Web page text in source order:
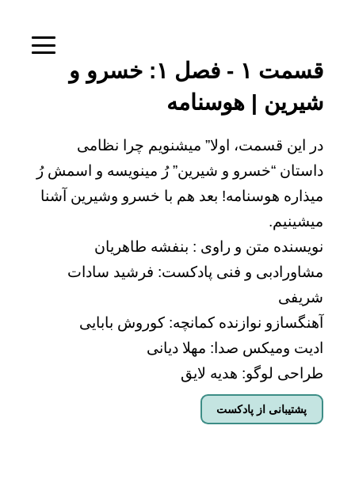
قسمت ۱ - فصل ۱: خسرو و
شیرین | هوسنامه
در این قسمت، اولا” میشنویم چرا نظامی
داستان “خسرو و شیرین” رُ مینویسه و اسمش رُ
میذاره هوسنامه! بعد هم با خسرو وشیرین آشنا
میشینیم.
نویسنده متن و راوی : بنفشه طاهریان
مشاورادبی و فنی پادکست: فرشید سادات
شریفی
آهنگسازو نوازنده کمانچه: کوروش بابایی
ادیت ومیکس صدا: مهلا دیانی
طراحی لوگو: هدیه لایق
پشتیبانی از پادکست